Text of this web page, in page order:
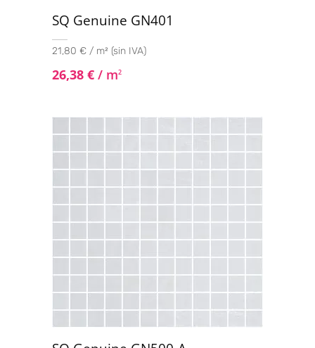
SQ Genuine GN401
21,80 € / m² (sin IVA)
26,38 € / m2